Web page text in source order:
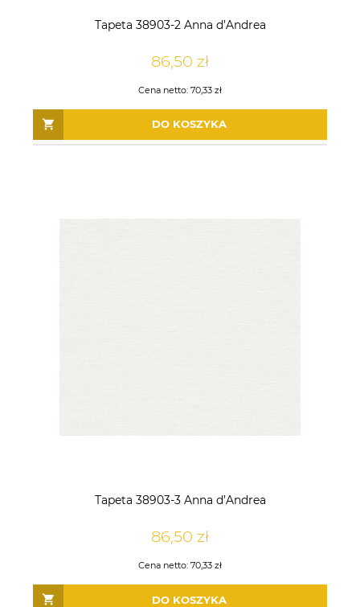
Tapeta 38903-2 Anna d’Andrea
86,50 zł
Cena netto: 70,33 zł
DO KOSZYKA
Tapeta 38903-3 Anna d’Andrea
86,50 zł
Cena netto: 70,33 zł
DO KOSZYKA